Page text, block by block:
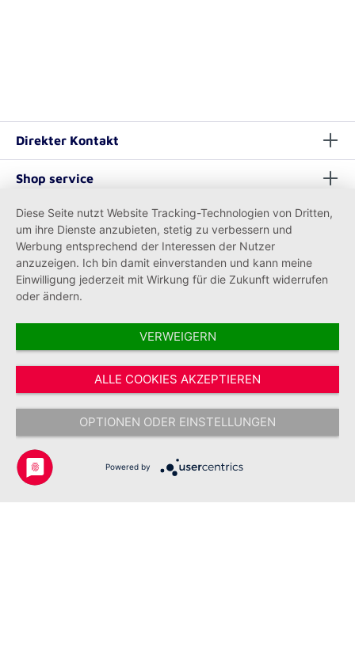
Direkter Kontakt
Shop service
Informationen
Vertrag widerrufen
* Alle Preise inkl. gesetzl. Mehrwertsteuer zzgl.Versandkostenund ggf.
Nachnahmegebühren, wenn nicht anders angegeben.
Copyright © 2026 Johanniter-Unfall-Hilfe e.V. - Alle Rechte
vorbehalten.
Diese Seite nutzt Website Tracking-Technologien von Dritten,
um ihre Dienste anzubieten, stetig zu verbessern und
Werbung entsprechend der Interessen der Nutzer
anzuzeigen. Ich bin damit einverstanden und kann meine
Einwilligung jederzeit mit Wirkung für die Zukunft widerrufen
oder ändern.
VERWEIGERN
ALLE COOKIES AKZEPTIEREN
OPTIONEN ODER EINSTELLUNGEN
Powered by